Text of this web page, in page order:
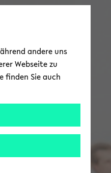
andere uns
Webseite zu
finden Sie auch